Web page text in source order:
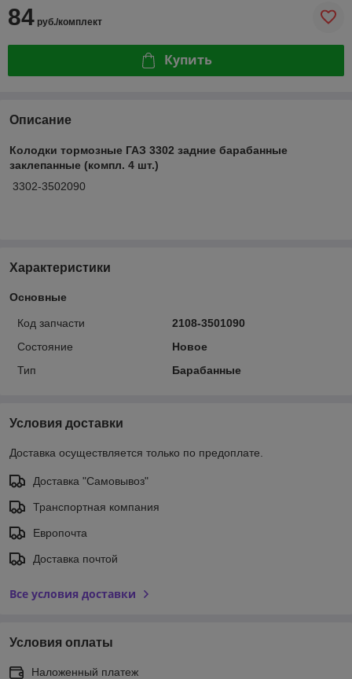
84 руб./комплект
Купить
Описание
Колодки тормозные ГАЗ 3302 задние барабанные
заклепанные (компл. 4 шт.)
3302-3502090
Характеристики
Основные
Код запчасти
2108-3501090
Состояние
Новое
Тип
Барабанные
Условия доставки
Доставка осуществляется только по предоплате.
Доставка "Самовывоз"
Транспортная компания
Европочта
Доставка почтой
Все условия доставки
Условия оплаты
Наложенный платеж